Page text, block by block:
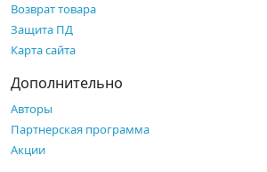
Возврат товара
Защита ПД
Карта сайта
Дополнительно
Авторы
Партнерская программа
Акции